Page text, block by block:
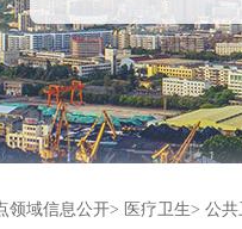
领域信息公开 医疗卫生 公共